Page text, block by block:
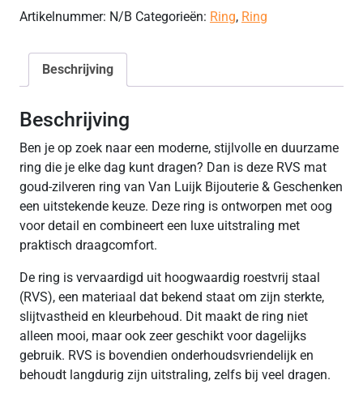
Artikelnummer: N/B Categorieën: Ring, Ring
Beschrijving
Beschrijving
Ben je op zoek naar een moderne, stijlvolle en duurzame
ring die je elke dag kunt dragen? Dan is deze RVS mat
goud-zilveren ring van Van Luijk Bijouterie & Geschenken
een uitstekende keuze. Deze ring is ontworpen met oog
voor detail en combineert een luxe uitstraling met
praktisch draagcomfort.
De ring is vervaardigd uit hoogwaardig roestvrij staal
(RVS), een materiaal dat bekend staat om zijn sterkte,
slijtvastheid en kleurbehoud. Dit maakt de ring niet
alleen mooi, maar ook zeer geschikt voor dagelijks
gebruik. RVS is bovendien onderhoudsvriendelijk en
behoudt langdurig zijn uitstraling, zelfs bij veel dragen.